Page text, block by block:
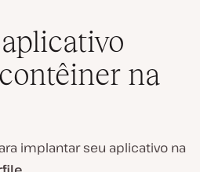
na
implantar seu aplicativo na